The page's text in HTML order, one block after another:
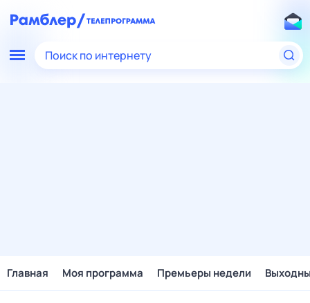
Поиск по интернету
Главная Моя программа Премьеры недели